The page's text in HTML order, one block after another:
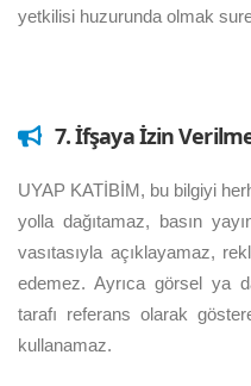
yetkilisi huzurunda olmak
7. İfşaya İzin
UYAP KATİBİM, bu bilgiyi
yolla dağıtamaz, basın
vasıtasıyla açıklayamaz,
edemez. Ayrıca görsel ya
tarafı referans olarak
kullanamaz.